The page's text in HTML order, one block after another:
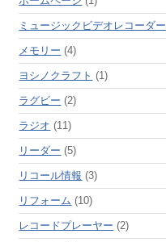
ミュージックビデオレコーダー
メモリー (4)
ヨシノクラフト (1)
ラグビー (2)
ラジオ (11)
リーダー (5)
リコール情報 (3)
リフォーム (10)
レコードプレーヤー (2)